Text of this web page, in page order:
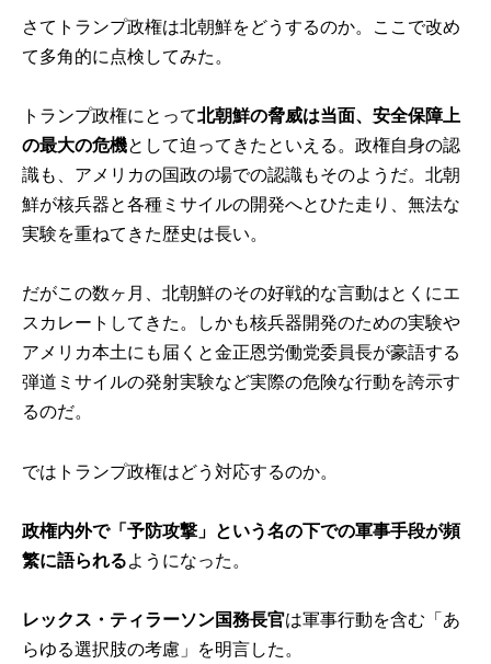
さてトランプ政権は北朝鮮をどうするのか。ここで改め
て多角的に点検してみた。
トランプ政権にとって北朝鮮の脅威は当面、安全保障上
の最大の危機として迫ってきたといえる。政権自身の認
識も、アメリカの国政の場での認識もそのようだ。北朝
鮮が核兵器と各種ミサイルの開発へとひた走り、無法な
実験を重ねてきた歴史は長い。
だがこの数ヶ月、北朝鮮のその好戦的な言動はとくにエ
スカレートしてきた。しかも核兵器開発のための実験や
アメリカ本土にも届くと金正恩労働党委員長が豪語する
弾道ミサイルの発射実験など実際の危険な行動を誇示す
るのだ。
ではトランプ政権はどう対応するのか。
政権内外で「予防攻撃」という名の下での軍事手段が頻
繁に語られるようになった。
レックス・ティラーソン国務長官は軍事行動を含む「あ
らゆる選択肢の考慮」を明言した。